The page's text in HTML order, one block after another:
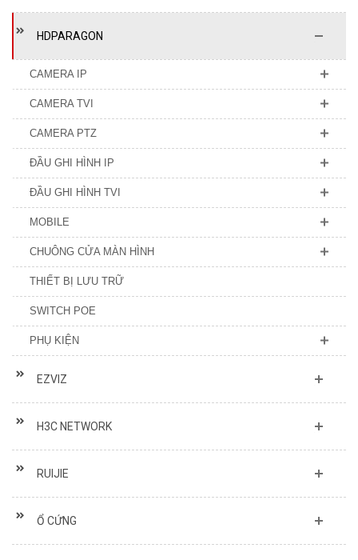
HDPARAGON
CAMERA IP
CAMERA TVI
CAMERA PTZ
ĐẦU GHI HÌNH IP
ĐẦU GHI HÌNH TVI
MOBILE
CHUÔNG CỬA MÀN HÌNH
THIẾT BỊ LƯU TRỮ
SWITCH POE
PHỤ KIỆN
EZVIZ
H3C NETWORK
RUIJIE
Ổ CỨNG